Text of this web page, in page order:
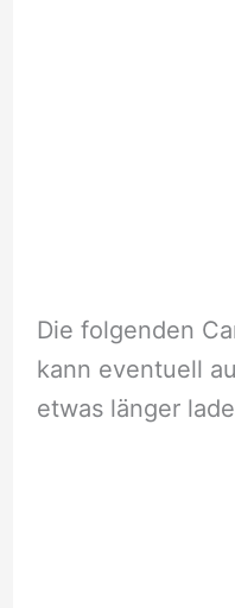
Die folgenden
kann eventuell
etwas länger